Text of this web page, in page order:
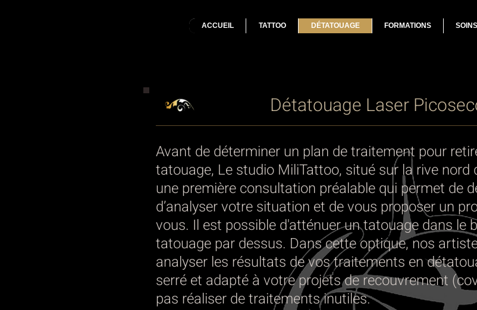
Détatouage Laser
Avant de déterminer un plan de traitement pour
tatouage, Le studio MiliTattoo, situé sur la rive
une première consultation préalable qui permet de
d’analyser votre situation et de vous proposer un
vous. Il est possible d'atténuer un tatouage dans le
tatouage par dessus. Dans cette optique, nos
analyser les résultats de vos traitements en
serré et adapté à votre projets de recouvrement
pas réaliser de traitements inutiles.
ACCUEIL TATTOO DÉTATOUAGE FORMATIONS SOINS